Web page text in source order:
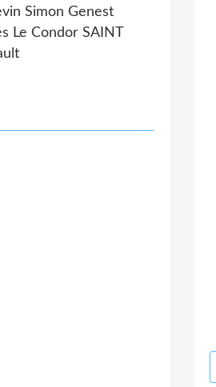
Simon Genest
Le Condor SAINT